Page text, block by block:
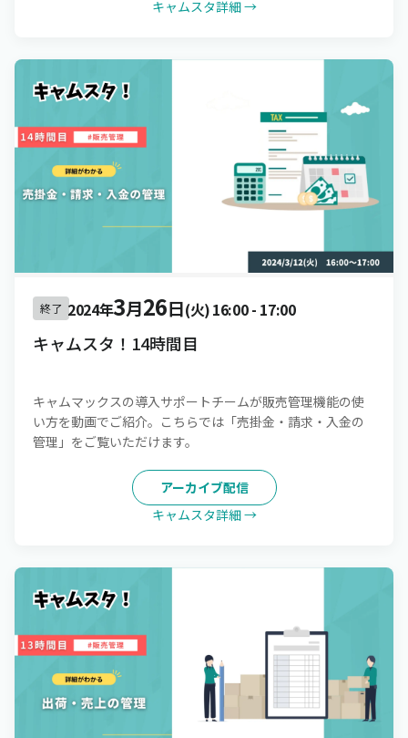
キャムスタ詳細 →
終了 2024年3月26日(火)16:00- 17:00
キャムスタ！14時間目
キャムマックスの導入サポートチームが販売管理機能の使
い方を動画でご紹介。こちらでは「売掛金・請求・入金の
管理」をご覧いただけます。
アーカイブ配信
キャムスタ詳細 →